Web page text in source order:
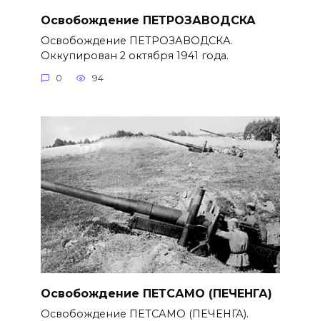
Освобождение ПЕТРОЗАВОДСКА
Освобождение ПЕТРОЗАВОДСКА.
Оккупирован 2 октября 1941 года.
0 94
Освобождение ПЕТСАМО (ПЕЧЕНГА)
Освобождение ПЕТСАМО (ПЕЧЕНГА).